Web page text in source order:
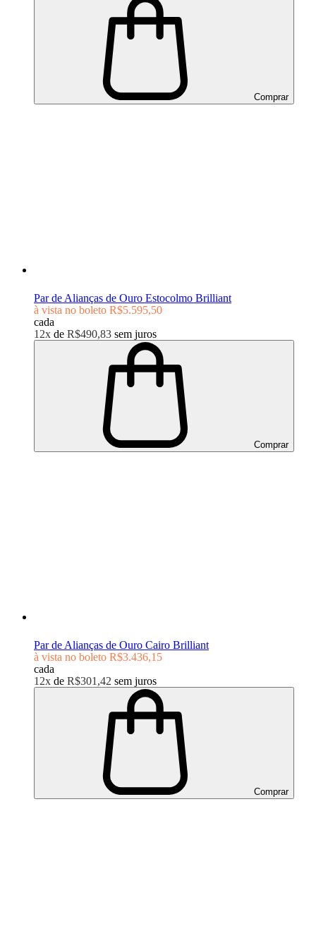
Comprar
Par de Alianças de Ouro Estocolmo Brilliant
à vista no boleto R$5.595,50
cada
12x de R$490,83 sem juros
Comprar
Par de Alianças de Ouro Cairo Brilliant
à vista no boleto R$3.436,15
cada
12x de R$301,42 sem juros
Comprar